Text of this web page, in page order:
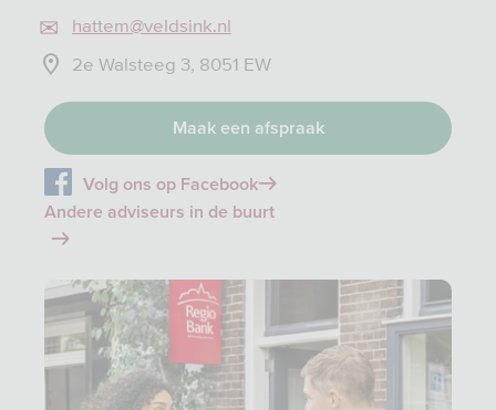
hattem@veldsink.nl
2e Walsteeg 3, 8051 EW
Maak een afspraak
Volg ons op Facebook
Andere adviseurs in de buurt